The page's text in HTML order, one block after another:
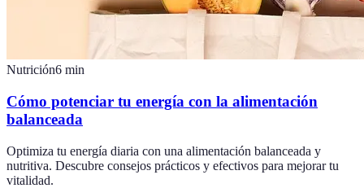
Nutrición6 min
Cómo potenciar tu energía con la alimentación
balanceada
Optimiza tu energía diaria con una alimentación balanceada y
nutritiva. Descubre consejos prácticos y efectivos para mejorar tu
vitalidad.